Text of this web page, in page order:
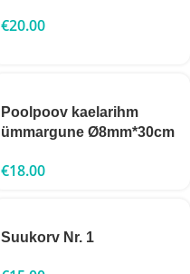
€20.00
Poolpoov kaelarihm
ümmargune Ø8mm*30cm
€18.00
Suukorv Nr. 1